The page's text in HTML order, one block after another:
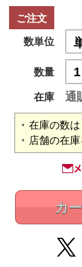
ご注文
数単位
数量
在庫
通
在庫の数は
店舗の在
カ